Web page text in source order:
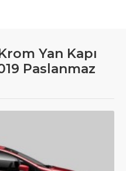
Yan Kapı
Paslanmaz